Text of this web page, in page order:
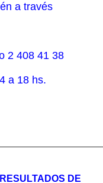
a través
2 408 41 38
a 18 hs.
DE